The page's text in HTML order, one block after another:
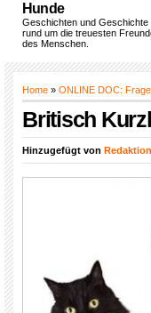
Hunde
Geschichten und Geschichte
rund um die treuesten
des Menschen.
Home » ONLINE DOC:
Britisch
Hinzugefügt von